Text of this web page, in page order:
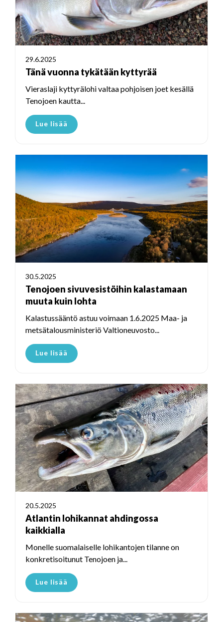
29.6.2025
Tänä vuonna tykätään kyttyrää
Vieraslaji kyttyrälohi valtaa pohjoisen joet kesällä
Tenojoen kautta...
Lue lisää
30.5.2025
Tenojoen sivuvesistöihin kalastamaan
muuta kuin lohta
Kalastussääntö astuu voimaan 1.6.2025 Maa- ja
metsätalousministeriö Valtioneuvosto...
Lue lisää
20.5.2025
Atlantin lohikannat ahdingossa
kaikkialla
Monelle suomalaiselle lohikantojen tilanne on
konkretisoitunut Tenojoen ja...
Lue lisää